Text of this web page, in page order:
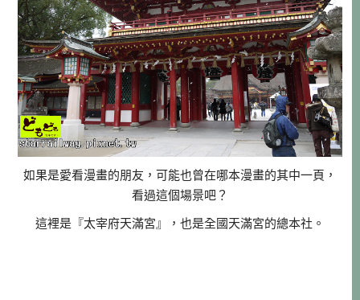
如果是愛看漫畫的朋友，可能也曾在哪本漫畫的其中一頁，
看過這個場景吧？
這裡是『太宰府天滿宮』，也是全國天滿宮的總本社。